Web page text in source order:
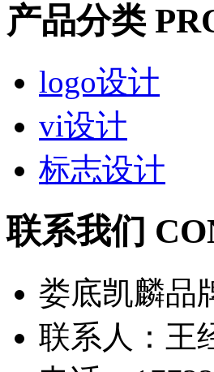
产品分类
logo设计
vi设计
标志设计
联系我们
娄底凯麟品
联系人：王